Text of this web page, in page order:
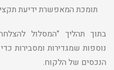
תומכת המאפשרת ידיעת
בתוך תהליך "המסלול
נוספות שמגדירות ומסבירות
הנכסים של הלקוח.